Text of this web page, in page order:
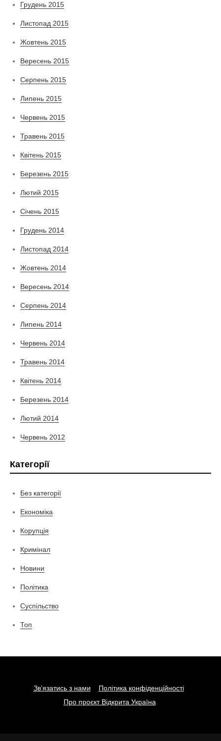
Грудень 2015
Листопад 2015
Жовтень 2015
Вересень 2015
Серпень 2015
Липень 2015
Червень 2015
Травень 2015
Квітень 2015
Березень 2015
Лютий 2015
Січень 2015
Грудень 2014
Листопад 2014
Жовтень 2014
Вересень 2014
Серпень 2014
Липень 2014
Червень 2014
Травень 2014
Квітень 2014
Березень 2014
Лютий 2014
Червень 2012
Категорії
Без категорії
Економіка
Корупція
Кримінал
Новини
Політика
Суспільство
Топ
Зв’язатись з нами
Політика конфіденційності
Про проєкт Відкрита Україна